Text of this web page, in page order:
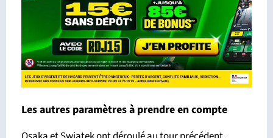
Les autres paramètres à prendre en compte